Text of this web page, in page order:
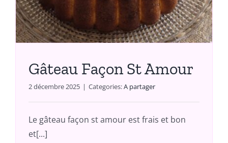
Gâteau Façon St Amour
2 décembre 2025 | Categories:A partager
Le gâteau façon st amour est frais et bon
et[...]